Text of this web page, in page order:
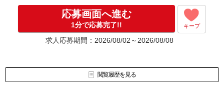
［4］ 採用決定のご連絡。勤務開始日もお気軽にご相談ください。
【電話受付】
応募画面へ進む
1分で応募完了!! キープ
求人応募期間：2026/08/02～2026/08/08
閲覧履歴を見る